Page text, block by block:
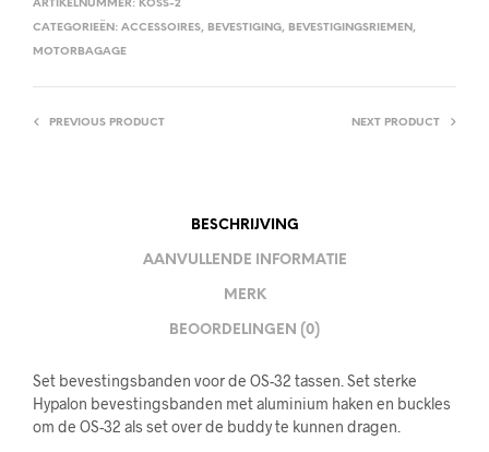
ARTIKELNUMMER: KOSS-2
CATEGORIEËN: ACCESSOIRES, BEVESTIGING, BEVESTIGINGSRIEMEN,
MOTORBAGAGE
PREVIOUS PRODUCT NEXT PRODUCT
BESCHRIJVING
AANVULLENDE INFORMATIE
MERK
BEOORDELINGEN (0)
Set bevestingsbanden voor de OS-32 tassen. Set sterke
Hypalon bevestingsbanden met aluminium haken en buckles
om de OS-32 als set over de buddy te kunnen dragen.